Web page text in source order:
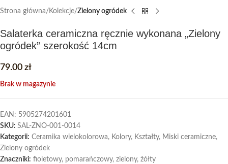
Strona główna Kolekcje Zielony ogródek
Salaterka ceramiczna ręcznie wykonana „Zielony
ogródek” szerokość 14cm
79.00 zł
Brak w magazynie
EAN: 5905274201601
SKU: SAL-ZNO-001-0014
Kategorii: Ceramika wielokolorowa, Kolory, Kształty, Miski ceramiczne,
Zielony ogródek
Znaczniki: fioletowy, pomarańczowy, zielony, żółty